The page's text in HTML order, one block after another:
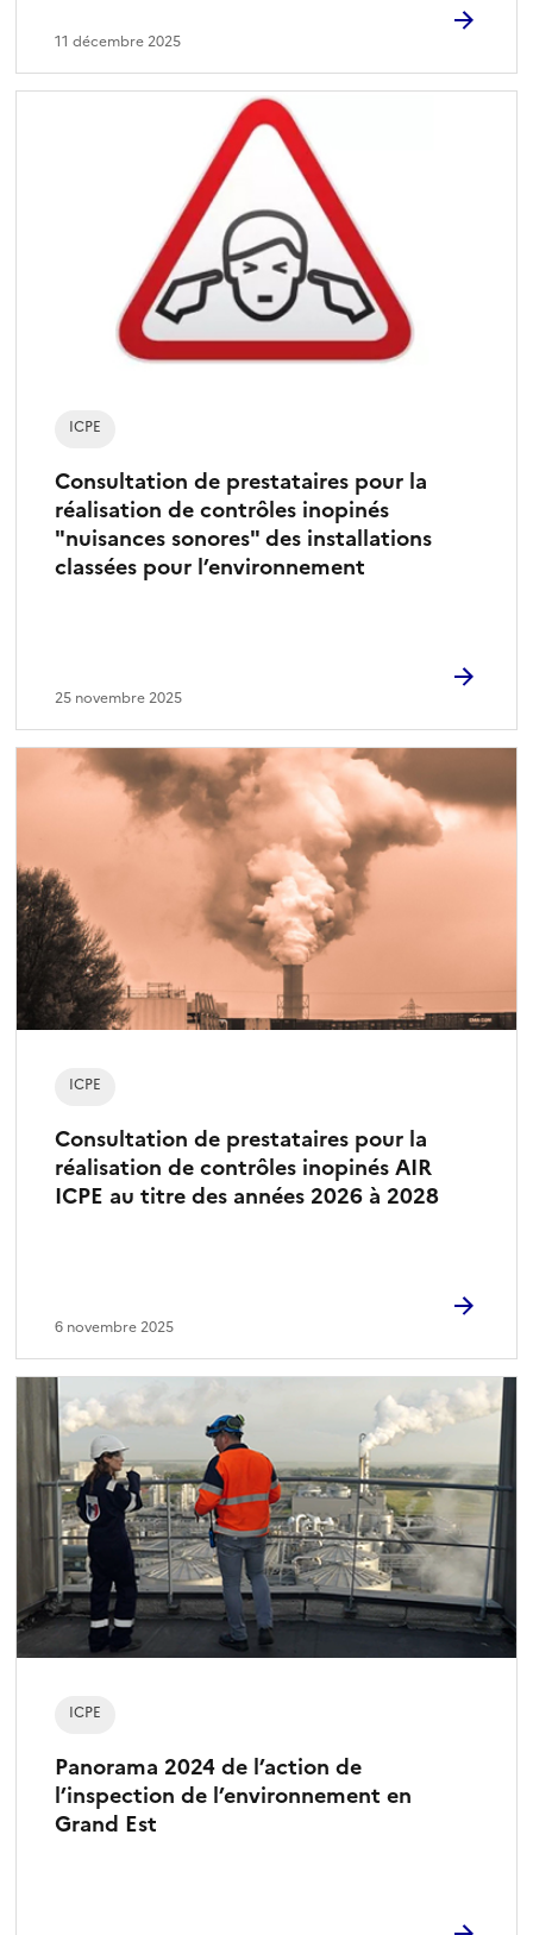
11 décembre 2025
Consultation de prestataires pour la
réalisation de contrôles inopinés
"nuisances sonores" des installations
classées pour l’environnement
ICPE
25 novembre 2025
Consultation de prestataires pour la
réalisation de contrôles inopinés AIR
ICPE au titre des années 2026 à 2028
ICPE
6 novembre 2025
Panorama 2024 de l’action de
l’inspection de l’environnement en
Grand Est
ICPE